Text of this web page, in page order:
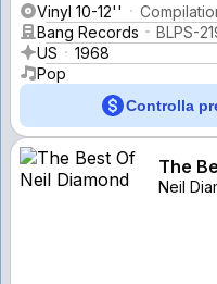
Vinyl 10-12''
Bang Records
BLPS-
US
1968
Pop
Controlla
The
Neil